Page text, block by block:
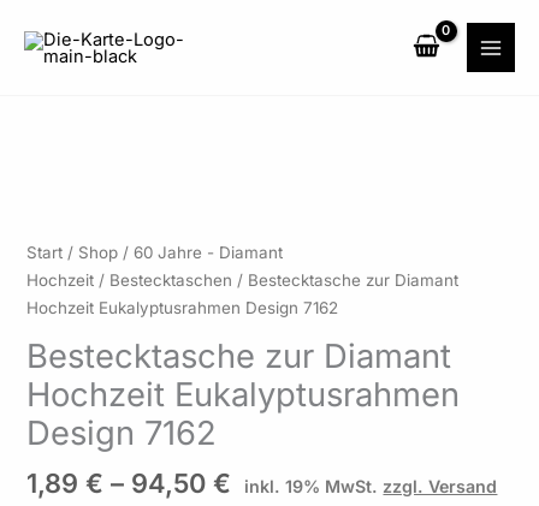
Inhalt
springen
Start / Shop /60 Jahre - Diamant
Hochzeit / Bestecktaschen / Bestecktasche zur Diamant
Hochzeit Eukalyptusrahmen Design 7162
Bestecktasche zur Diamant
Hochzeit Eukalyptusrahmen
Design 7162
1,89€ – 94,50€
Preisspanne:
1,89 €
bis
inkl. 19% MwSt. zzgl. Versand
Bestecktasche
zur
Diamant
Eukalyptusrahmen
Design
7162
Menge